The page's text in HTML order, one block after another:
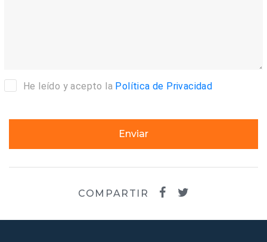
He leído y acepto la Política de Privacidad
Enviar
COMPARTIR